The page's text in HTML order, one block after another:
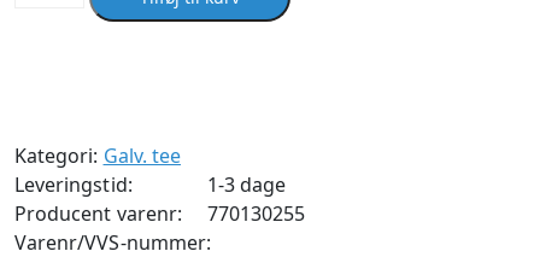
Kategori: Galv. tee
Leveringstid:
1-3 dage
Producent varenr:
770130255
Varenr/VVS-nummer: